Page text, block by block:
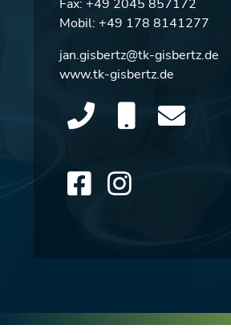
Fax: +49 2045 857172
Mobil: +49 178 8141277
jan.gisbertz@tk-gisbertz.de
www.tk-gisbertz.de